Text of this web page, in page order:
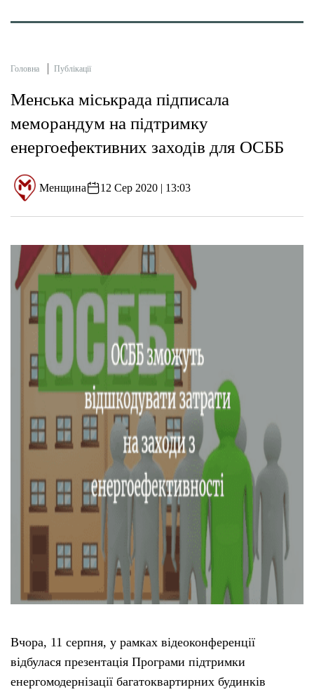
Головна Публікації
Менська міськрада підписала
меморандум на підтримку
енергоефективних заходів для ОСББ
Менщина 12 Сер 2020 | 13:03
Вчора, 11 серпня, у рамках відеоконференції
відбулася презентація Програми підтримки
енергомодернізації багатоквартирних будинків